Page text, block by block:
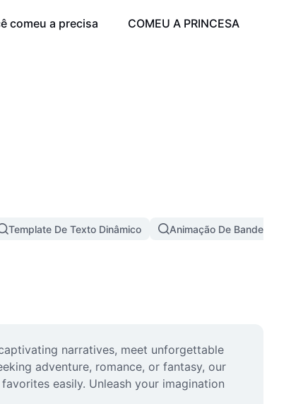
comeu a precisa 418
COMEU A PRINCESA
Template De Texto Dinâmico Animação De Bandeira
narratives, meet unforgettable
adventure, romance, or fantasy, our
easily. Unleash your imagination